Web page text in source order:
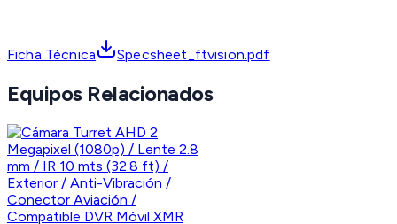
Ficha Técnica Specsheet_ftvision.pdf
Equipos Relacionados